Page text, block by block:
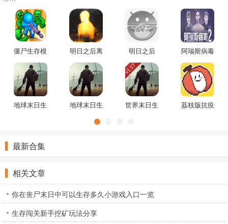
僵尸生存模
拟游戏
明日之后离
线版
明日之后
4.28大更新
阿瑞斯病毒
2官方版
地球末日生
地球末日生
世界末日生
荔枝版抗疫
最新合集
相关文章
你在丧尸末日中可以生存多久小游戏入口一览
生存闯关新手挖矿玩法分享